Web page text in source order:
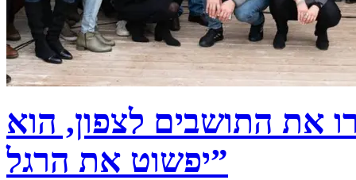
את התושבים לצפון, הוא
יפשוט את הרגל”